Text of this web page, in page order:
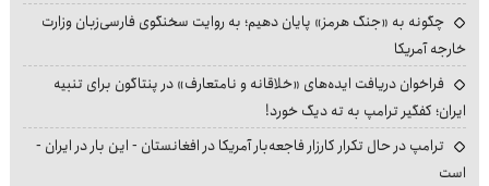
چگونه به «جنگ هرمز» پایان دهیم؛ به روایت سخنگوی فارسی‌زبان وزارت
خارجه آمریکا
فراخوان دریافت ایده‌های «خلاقانه و نامتعارف» در پنتاگون برای تنبیه
ایران؛ کفگیر ترامپ به ته دیگ خورد!
ترامپ در حال تکرار کارزار فاجعه‌بار آمریکا در افغانستان - این بار در ایران -
است